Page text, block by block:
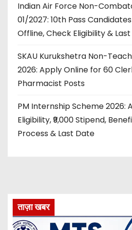
Indian Air Force Non-
01/2027: 10th Pass
Offline, Check Eligibility &
SKAU Kurukshetra Non-
2026: Apply Online for 60
Pharmacist Posts
PM Internship Scheme 2026:
Eligibility, ₹9,000 Stipend,
Process & Last Date
ताज़ा खबर